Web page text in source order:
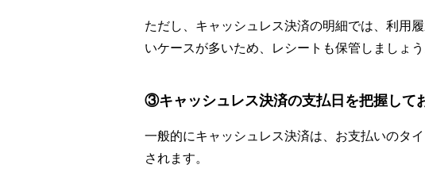
ただし、キャッシュレス決済の明細では、利用
いケースが多いため、レシートも保管しましょう
③キャッシュレス決済の支払日を把握して
一般的にキャッシュレス決済は、お支払いのタ
されます。